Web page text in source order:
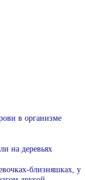
в организме
на деревьях
близняшках, у